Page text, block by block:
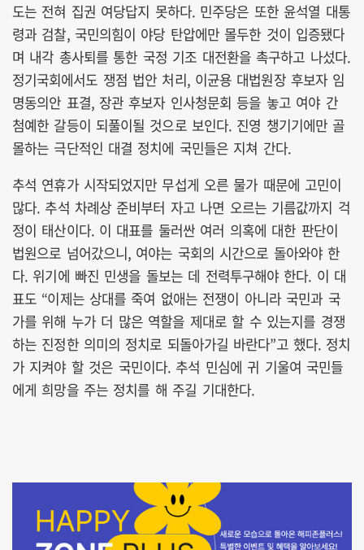
도는 전혀 집권 여당답지 못하다. 민주당은 또한 윤석열 대통
령과 검찰, 국민의힘이 야당 탄압에만 몰두한 것이 입증됐다
며 내각 총사퇴를 통한 국정 기조 대전환을 촉구하고 나섰다.
정기국회에서도 쟁점 법안 처리, 이균용 대법원장 후보자 임
명동의안 표결, 장관 후보자 인사청문회 등을 놓고 여야 간
첨예한 갈등이 되풀이될 것으로 보인다. 진영 챙기기에만 골
몰하는 극단적인 대결 정치에 국민들은 지쳐 간다.
추석 연휴가 시작되었지만 무섭게 오른 물가 때문에 고민이
많다. 추석 차례상 준비부터 자고 나면 오르는 기름값까지 걱
정이 태산이다. 이 대표를 둘러싼 여러 의혹에 대한 판단이
법원으로 넘어갔으니, 여야는 국회의 시간으로 돌아와야 한
다. 위기에 빠진 민생을 돌보는 데 전력투구해야 한다. 이 대
표도 “이제는 상대를 죽여 없애는 전쟁이 아니라 국민과 국
가를 위해 누가 더 많은 역할을 제대로 할 수 있는지를 경쟁
하는 진정한 의미의 정치로 되돌아가길 바란다”고 했다. 정치
가 지켜야 할 것은 국민이다. 추석 민심에 귀 기울여 국민들
에게 희망을 주는 정치를 해 주길 기대한다.